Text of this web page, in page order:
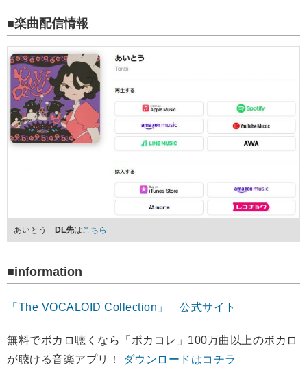
■楽曲配信情報
あいとう DL先はこちら
■information
「The VOCALOID Collection」 公式サイト
無料でボカロ聴くなら「ボカコレ」100万曲以上のボカロ
が聴ける音楽アプリ！
ダウンロードはコチラ